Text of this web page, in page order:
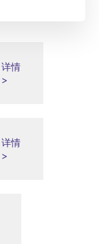
详情
>
详情
>